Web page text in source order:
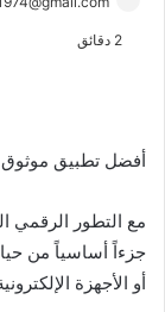
أفضل تطبيق موثوق
مع التطور الرقمي
جزءاً أساسياً من
أو الأجهزة